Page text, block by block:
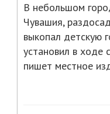
В небольшом
Чувашия,
выкопал детскую
установил в ходе
пишет местное